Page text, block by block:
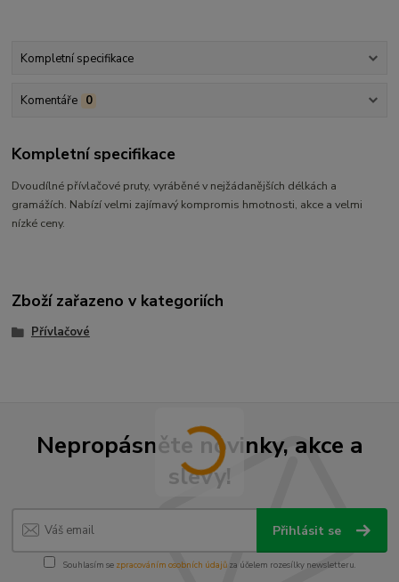
Kompletní specifikace
Komentáře 0
Kompletní specifikace
Dvoudílné přívlačové pruty, vyráběné v nejžádanějších délkách a
gramážích. Nabízí velmi zajímavý kompromis hmotnosti, akce a velmi
nízké ceny.
Zboží zařazeno v kategoriích
Přívlačové
Nepropásněte novinky, akce a
slevy!
Přihlásit se
Souhlasím se zpracováním osobních údajůza účelem rozesílky newsletteru.